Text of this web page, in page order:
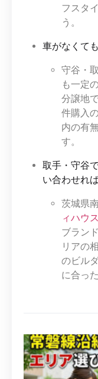
フスタ
う。
車がなくて
守谷・
も一定
分譲地
件購入
内の有
す。
取手・守谷
い合わせれ
茨城県
ィハウス
ブラン
リアの
のビル
に合っ